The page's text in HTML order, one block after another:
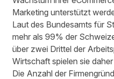
Marketing unterstützt
Laut des Bundesamts für
mehr als 99% der
über zwei Drittel der
Wirtschaft spielen sie
Die Anzahl der